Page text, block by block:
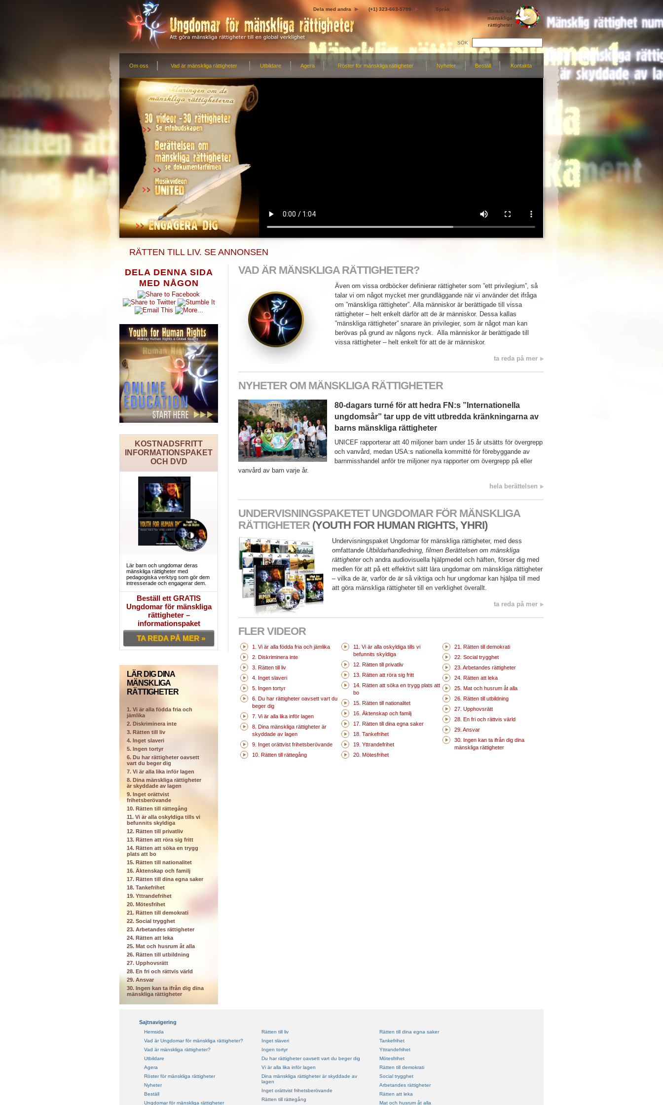
Dela med andra (+1) 323-663-5799 Språk
Enade för
mänskliga
rättigheter
SÖK
Om oss Vad är mänskliga rättigheter Utbildare Agera Röster för mänskliga rättigheter Nyheter Beställ Kontakta
RÄTTEN TILL LIV. SE ANNONSEN
DELA DENNA SIDA
MED NÅGON
KOSTNADSFRITT
INFORMATIONSPAKET
OCH DVD
Lär barn och ungdomar deras
mänskliga rättigheter med
pedagogiska verktyg som gör dem
intresserade och engagerar dem.
Beställ ett GRATIS
Ungdomar för mänskliga
rättigheter –
informationspaket
TA REDA PÅ MER »
LÄR DIG DINA
MÄNSKLIGA
RÄTTIGHETER
1. Vi är alla födda fria och
jämlika
2. Diskriminera inte
3. Rätten till liv
4. Inget slaveri
5. Ingen tortyr
6. Du har rättigheter oavsett
vart du beger dig
7. Vi är alla lika inför lagen
8. Dina mänskliga rättigheter
är skyddade av lagen
9. Inget orättvist
frihetsberövande
10. Rätten till rättegång
11. Vi är alla oskyldiga tills vi
befunnits skyldiga
12. Rätten till privatliv
13. Rätten att röra sig fritt
14. Rätten att söka en trygg
plats att bo
15. Rätten till nationalitet
16. Äktenskap och familj
17. Rätten till dina egna saker
18. Tankefrihet
19. Yttrandefrihet
20. Mötesfrihet
21. Rätten till demokrati
22. Social trygghet
23. Arbetandes rättigheter
24. Rätten att leka
25. Mat och husrum åt alla
26. Rätten till utbildning
27. Upphovsrätt
28. En fri och rättvis värld
29. Ansvar
30. Ingen kan ta ifrån dig dina
mänskliga rättigheter
VAD ÄR MÄNSKLIGA RÄTTIGHETER?
Även om vissa ordböcker definierar rättigheter som ”ett privilegium”, så
talar vi om något mycket mer grundläggande när vi använder det ifråga
om ”mänskliga rättigheter”. Alla människor är berättigade till vissa
rättigheter – helt enkelt därför att de är människor. Dessa kallas
”mänskliga rättigheter” snarare än privilegier, som är något man kan
berövas på grund av någons nyck. Alla människor är berättigade till
vissa rättigheter – helt enkelt för att de är människor.
ta reda på mer
NYHETER OM MÄNSKLIGA RÄTTIGHETER
80-dagars turné för att hedra FN:s ”Internationella
ungdomsår” tar upp de vitt utbredda kränkningarna av
barns mänskliga rättigheter
UNICEF rapporterar att 40 miljoner barn under 15 år utsätts för övergrepp
och vanvård, medan USA:s nationella kommitté för förebyggande av
barnmisshandel anför tre miljoner nya rapporter om övergrepp på eller
vanvård av barn varje år.
hela berättelsen
UNDERVISNINGSPAKETET UNGDOMAR FÖR MÄNSKLIGA
RÄTTIGHETER (YOUTH FOR HUMAN RIGHTS, YHRI)
Undervisningspaket Ungdomar för mänskliga rättigheter, med dess
omfattande Utbildarhandledning, filmen Berättelsen om mänskliga
rättigheteroch andra audiovisuella hjälpmedel och häften, förser dig med
medlen för att på ett effektivt sätt lära ungdomar om mänskliga rättigheter
– vilka de är, varför de är så viktiga och hur ungdomar kan hjälpa till med
att göra mänskliga rättigheter till en verklighet överallt.
ta reda på mer
FLER VIDEOR
1. Vi är alla födda fria och jämlika
2. Diskriminera inte
3. Rätten till liv
4. Inget slaveri
5. Ingen tortyr
6. Du har rättigheter oavsett vart du
beger dig
7. Vi är alla lika inför lagen
8. Dina mänskliga rättigheter är
skyddade av lagen
9. Inget orättvist frihetsberövande
10. Rätten till rättegång
11. Vi är alla oskyldiga tills vi
befunnits skyldiga
12. Rätten till privatliv
13. Rätten att röra sig fritt
14. Rätten att söka en trygg plats att
bo
15. Rätten till nationalitet
16. Äktenskap och familj
17. Rätten till dina egna saker
18. Tankefrihet
19. Yttrandefrihet
20. Mötesfrihet
21. Rätten till demokrati
22. Social trygghet
23. Arbetandes rättigheter
24. Rätten att leka
25. Mat och husrum åt alla
26. Rätten till utbildning
27. Upphovsrätt
28. En fri och rättvis värld
29. Ansvar
30. Ingen kan ta ifrån dig dina
mänskliga rättigheter
Sajtnavigering
Hemsida
Vad är Ungdomar för mänskliga rättigheter?
Vad är mänskliga rättigheter?
Utbildare
Agera
Röster för mänskliga rättigheter
Nyheter
Beställ
Ungdomar för mänskliga rättigheter
Rätten till liv
Inget slaveri
Ingen tortyr
Du har rättigheter oavsett vart du beger dig
Vi är alla lika inför lagen
Dina mänskliga rättigheter är skyddade av
lagen
Inget orättvist frihetsberövande
Rätten till rättegång
Rätten till dina egna saker
Tankefrihet
Yttrandefrihet
Mötesfrihet
Rätten till demokrati
Social trygghet
Arbetandes rättigheter
Rätten att leka
Mat och husrum åt alla